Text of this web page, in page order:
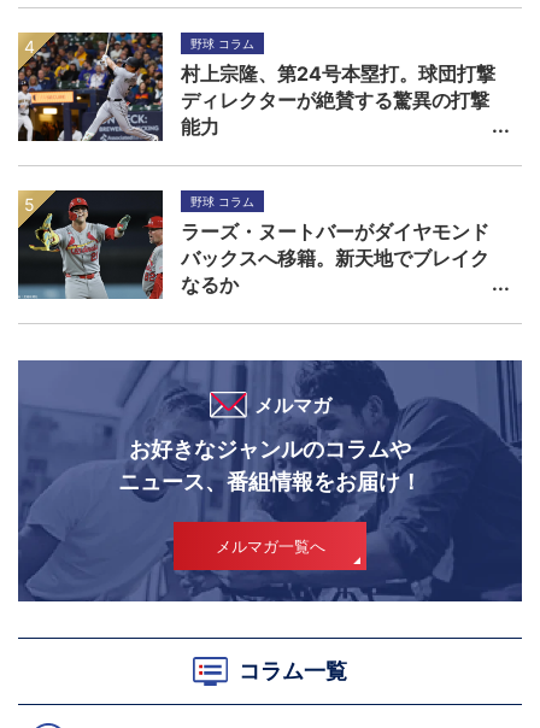
野球 コラム
村上宗隆、第24号本塁打。球団打撃
ディレクターが絶賛する驚異の打撃
能力
野球 コラム
ラーズ・ヌートバーがダイヤモンド
バックスへ移籍。新天地でブレイク
なるか
メルマガ
お好きなジャンルのコラムや
ニュース、番組情報をお届け！
メルマガ一覧へ
コラム一覧